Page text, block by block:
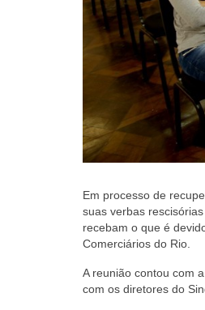
Em processo de
suas verbas
recebam o que é
Comerciários do Rio.
A reunião contou com
com os diretores do